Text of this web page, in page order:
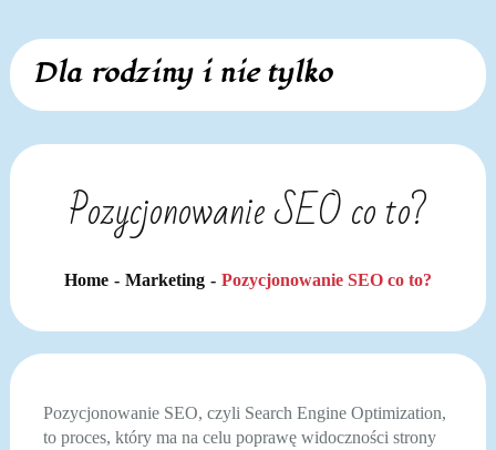
Skip
content
Dla rodziny i nie tylko
Pozycjonowanie SEO co to?
Home Marketing Pozycjonowanie SEO co to?
Pozycjonowanie SEO, czyli Search Engine Optimization,
to proces, który ma na celu poprawę widoczności strony